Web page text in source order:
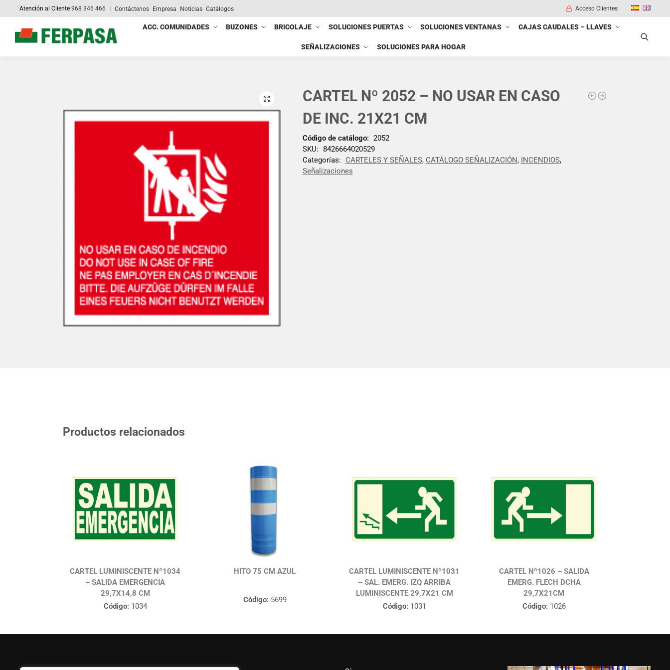
Atención al Cliente968 346 466 Contáctenos Empresa Noticias Catálogos Acceso Clientes
ACC. COMUNIDADES BUZONES BRICOLAJE SOLUCIONES PUERTAS SOLUCIONES VENTANAS CAJAS CAUDALES – LLAVES
SEÑALIZACIONES SOLUCIONES PARA HOGAR
Search
CARTEL Nº 2052 – NO USAR EN CASO
DE INC. 21X21 CM
Código de catálogo: 2052
SKU: 8426664020529
Categorías:
CARTELES Y SEÑALES, CATÁLOGO SEÑALIZACIÓN, INCENDIOS,
Señalizaciones
Productos relacionados
CARTEL LUMINISCENTE Nº1034
– SALIDA EMERGENCIA
29,7X14,8 CM
Código: 1034
HITO 75 CM AZUL
Código: 5699
CARTEL LUMINISCENTE Nº1031
– SAL. EMERG. IZQ ARRIBA
LUMINISCENTE 29,7X21 CM
Código: 1031
CARTEL Nº1026 – SALIDA
EMERG. FLECH DCHA
29,7X21CM
Código: 1026